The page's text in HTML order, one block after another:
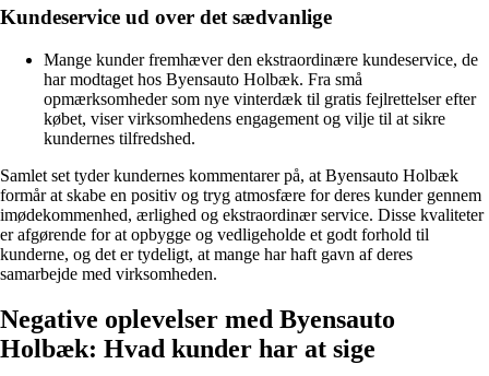
Kundeservice ud over det sædvanlige
Mange kunder fremhæver den ekstraordinære kundeservice, de
har modtaget hos Byensauto Holbæk. Fra små
opmærksomheder som nye vinterdæk til gratis fejlrettelser efter
købet, viser virksomhedens engagement og vilje til at sikre
kundernes tilfredshed.
Samlet set tyder kundernes kommentarer på, at Byensauto Holbæk
formår at skabe en positiv og tryg atmosfære for deres kunder gennem
imødekommenhed, ærlighed og ekstraordinær service. Disse kvaliteter
er afgørende for at opbygge og vedligeholde et godt forhold til
kunderne, og det er tydeligt, at mange har haft gavn af deres
samarbejde med virksomheden.
Negative oplevelser med Byensauto
Holbæk: Hvad kunder har at sige